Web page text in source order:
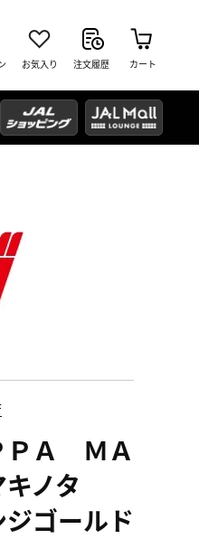
お気入り 注文履歴 カート
ＰＡ ＭＡ
ノタ
ゴールド